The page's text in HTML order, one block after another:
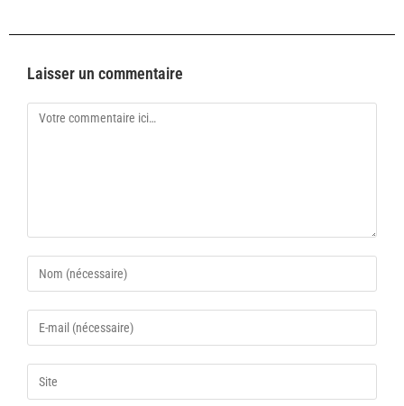
Laisser un commentaire